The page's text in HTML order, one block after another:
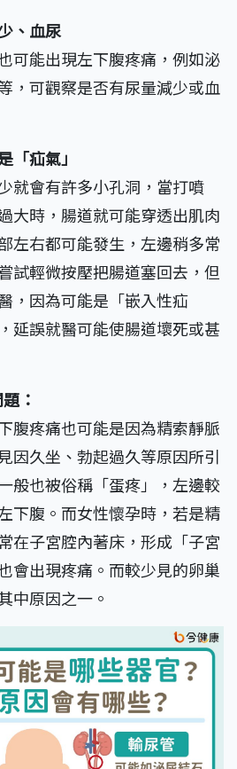
、血尿
可能出現左下腹疼痛，例如泌
，可觀察是否有尿量減少或血
「疝氣」
就會有許多小孔洞，當打噴
大時，腸道就可能穿透出肌肉
左右都可能發生，左邊稍多常
試輕微按壓把腸道塞回去，但
，因為可能是「嵌入性疝
延誤就醫可能使腸道壞死或甚
：
腹疼痛也可能是因為精索靜脈
因久坐、勃起過久等原因所引
般也被俗稱「蛋疼」，左邊較
下腹。而女性懷孕時，若是精
在子宮腔內著床，形成「子宮
會出現疼痛。而較少見的卵巢
中原因之一。